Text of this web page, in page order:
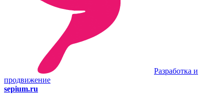
Разработка и
продвижение
sepium.ru